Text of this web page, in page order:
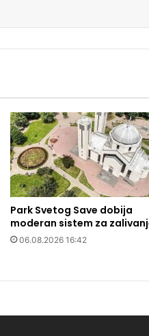
Park Svetog Save dobija
moderan sistem za
06.08.2026 16:42